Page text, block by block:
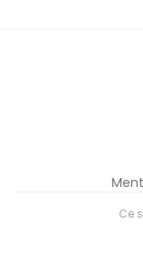
Ce